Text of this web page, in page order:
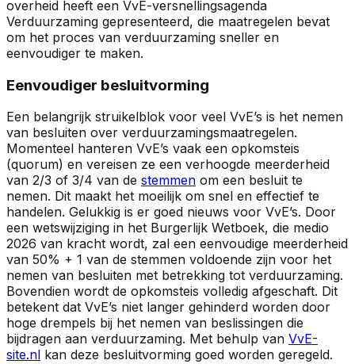
overheid heeft een VvE-versnellingsagenda
Verduurzaming gepresenteerd, die maatregelen bevat
om het proces van verduurzaming sneller en
eenvoudiger te maken.
Eenvoudiger besluitvorming
Een belangrijk struikelblok voor veel VvE’s is het nemen
van besluiten over verduurzamingsmaatregelen.
Momenteel hanteren VvE’s vaak een opkomsteis
(quorum) en vereisen ze een verhoogde meerderheid
van 2/3 of 3/4 van de stemmen om een besluit te
nemen. Dit maakt het moeilijk om snel en effectief te
handelen. Gelukkig is er goed nieuws voor VvE’s. Door
een wetswijziging in het Burgerlijk Wetboek, die medio
2026 van kracht wordt, zal een eenvoudige meerderheid
van 50% + 1 van de stemmen voldoende zijn voor het
nemen van besluiten met betrekking tot verduurzaming.
Bovendien wordt de opkomsteis volledig afgeschaft. Dit
betekent dat VvE’s niet langer gehinderd worden door
hoge drempels bij het nemen van beslissingen die
bijdragen aan verduurzaming. Met behulp van VvE-
site.nl kan deze besluitvorming goed worden geregeld.